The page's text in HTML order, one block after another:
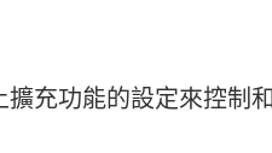
擴充功能的設定來控制